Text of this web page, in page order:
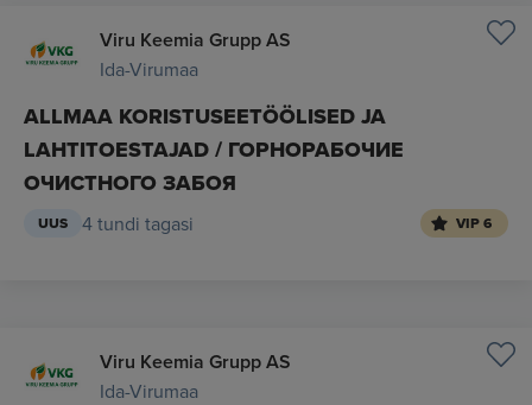
Viru Keemia Grupp AS
Ida-Virumaa
ALLMAA KORISTUSEETÖÖLISED JA
LAHTITOESTAJAD / ГОРНОРАБОЧИЕ
ОЧИСТНОГО ЗАБОЯ
UUS 4 tundi tagasi VIP 6
Viru Keemia Grupp AS
Ida-Virumaa